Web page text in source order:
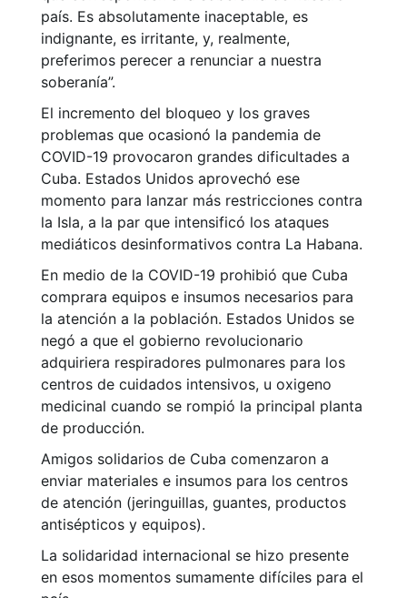
país. Es absolutamente inaceptable, es
indignante, es irritante, y, realmente,
preferimos perecer a renunciar a nuestra
soberanía”.
El incremento del bloqueo y los graves
problemas que ocasionó la pandemia de
COVID-19 provocaron grandes dificultades a
Cuba. Estados Unidos aprovechó ese
momento para lanzar más restricciones contra
la Isla, a la par que intensificó los ataques
mediáticos desinformativos contra La Habana.
En medio de la COVID-19 prohibió que Cuba
comprara equipos e insumos necesarios para
la atención a la población. Estados Unidos se
negó a que el gobierno revolucionario
adquiriera respiradores pulmonares para los
centros de cuidados intensivos, u oxigeno
medicinal cuando se rompió la principal planta
de producción.
Amigos solidarios de Cuba comenzaron a
enviar materiales e insumos para los centros
de atención (jeringuillas, guantes, productos
antisépticos y equipos).
La solidaridad internacional se hizo presente
en esos momentos sumamente difíciles para el